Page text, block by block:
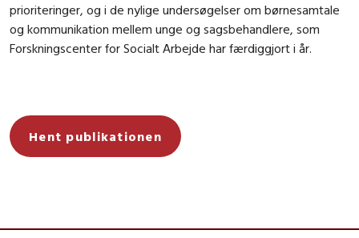
prioriteringer, og i de nylige undersøgelser om børnesamtale
og kommunikation mellem unge og sagsbehandlere, som
Forskningscenter for Socialt Arbejde har færdiggjort i år.
Hent publikationen